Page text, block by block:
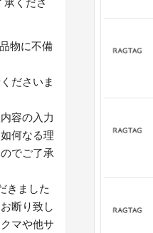
物に不備
ださいま
容の入力
何なる理
でご了承
きました
断り致し
マや他サ